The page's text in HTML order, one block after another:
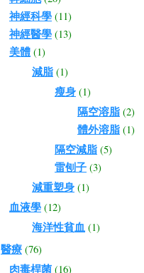
神經科學 (11)
神經醫學 (13)
美體 (1)
減脂 (1)
瘦身 (1)
隔空溶脂 (2)
體外溶脂 (1)
隔空減脂 (5)
雷刨子 (3)
減重塑身 (1)
血液學 (12)
海洋性貧血 (1)
醫療 (76)
肉毒桿菌 (16)